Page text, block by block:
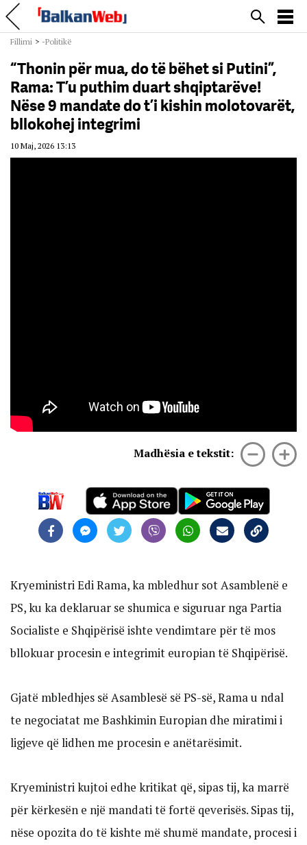
Fillimi > -Politikë
“Thonin për mua, do të bëhet si Putini”,
Rama: T’u puthim duart shqiptarëve!
Nëse 9 mandate do t’i kishin molotovarët,
bllokohej integrimi
10 Maj, 2026 13:13
Madhësia e tekstit:
Kryeministri Edi Rama, ka mbledhur sot Asamblenë e
PS, ku ka deklaruar se shumica e siguruar nga Partia
Socialiste e Shqipërisë ishte vendimtare për të mos
bllokuar procesin e integrimit europian të Shqipërisë.
Gjatë mbledhjes së Asamblesë së PS-së, Rama u ndal
te negociatat me Bashkimin Europian dhe miratimi i
ligjeve që lidhen me procesin e anëtarësimit.
Kryeministri kujtoi edhe kritikat që, sipas tij, ka marrë
për kërkesën e një mandati të fortë qeverisës. Sipas tij,
nëse opozita do të kishte më shumë mandate, procesi i